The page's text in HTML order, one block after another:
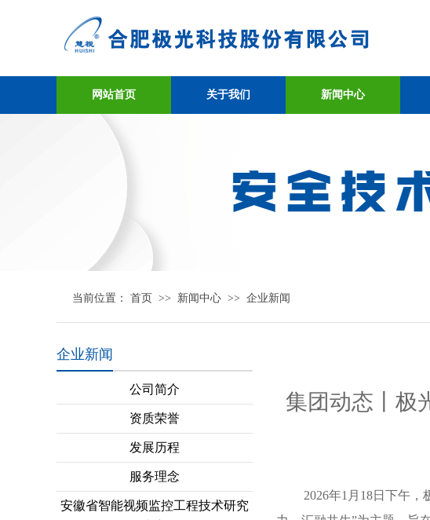
网站首页 关于我们 新闻中心
当前位置： 首页 >> 新闻中心 >> 企业新闻
企业新闻
公司简介
资质荣誉
发展历程
服务理念
安徽省智能视频监控工程技术研究
集团动态丨极
2026年1月18日下午